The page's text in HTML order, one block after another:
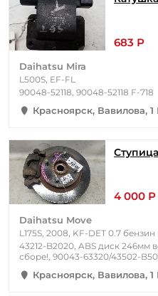
683 Р
Daihatsu Mira
L500S, EF-FL
90048-52118, 90048-52118 F-718
Красноярск, Вавилова, 1
4 000 Р
Daihatsu Move
L175S, 2008, KF-DET 0.7 бензин
43212-B2020, ABS диск 246мм
сборе!, 90043-63320/43502-
Красноярск, Вавилова, 1